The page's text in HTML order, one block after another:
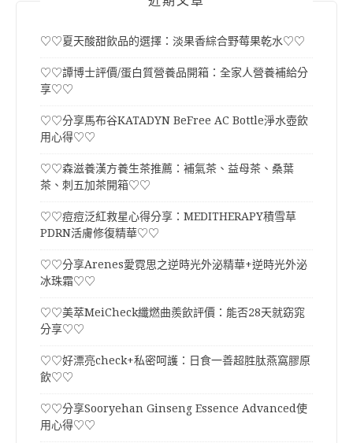
♡♡夏天酸甜飲品的選擇：淡果香綜合野莓果乾水♡♡
♡♡譚博士評價/蛋白質營養品開箱：全家人營養補給分
享♡♡
♡♡分享馬布谷KATADYN BeFree AC Bottle淨水壺飲
用心得♡♡
♡♡森滋養漢方養生茶推薦：補氣茶、益母茶、桑葉
茶、刺五加茶開箱♡♡
♡♡痘痘泛紅救星心得分享：MEDITHERAPY積雪草
PDRN活膚修復精華♡♡
♡♡分享Arenes愛霓思之逆時光外泌精華+逆時光外泌
冰珠霜♡♡
♡♡美萃MeiCheck纖燃曲羨飲評價：能否28天就窈窕
分享♡♡
♡♡好漂亮check+私密呵護：日食一善超胜肽燕窩膠原
飲♡♡
♡♡分享Sooryehan Ginseng Essence Advanced使
用心得♡♡